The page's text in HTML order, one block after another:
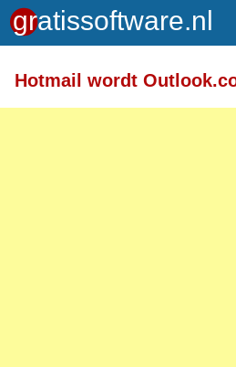
Hotmail wordt
Toegelaten HTML-tags:
<br /> <i> <b> <p>